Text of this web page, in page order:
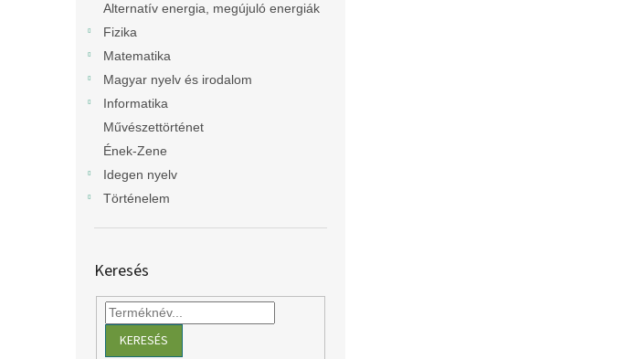
Alternatív energia, megújuló energiák
Fizika
Matematika
Magyar nyelv és irodalom
Informatika
Művészettörténet
Ének-Zene
Idegen nyelv
Történelem
Keresés
KERESÉS